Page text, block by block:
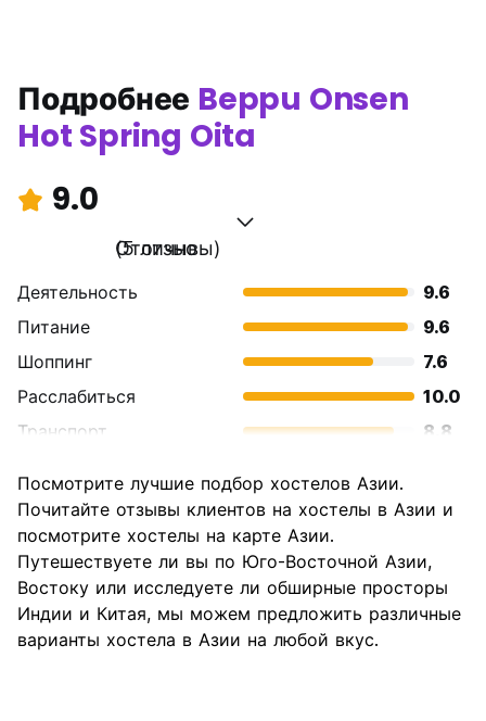
Подробнее Beppu Onsen
Hot Spring Oita
9.0
Отлично
(5 отзывы)
Деятельность
9.6
Питание
9.6
Шоппинг
7.6
Расслабиться
10.0
Транспорт
8.8
достопримечательностей
Культура
Ночная жизнь
7.2
Соотношение цены и
качества
10.0
Посмотрите лучшие подбор хостелов Азии.
Почитайте отзывы клиентов на хостелы в Азии и
посмотрите хостелы на карте Азии.
Путешествуете ли вы по Юго-Восточной Азии,
Востоку или исследуете ли обширные просторы
Индии и Китая, мы можем предложить различные
варианты хостела в Азии на любой вкус.